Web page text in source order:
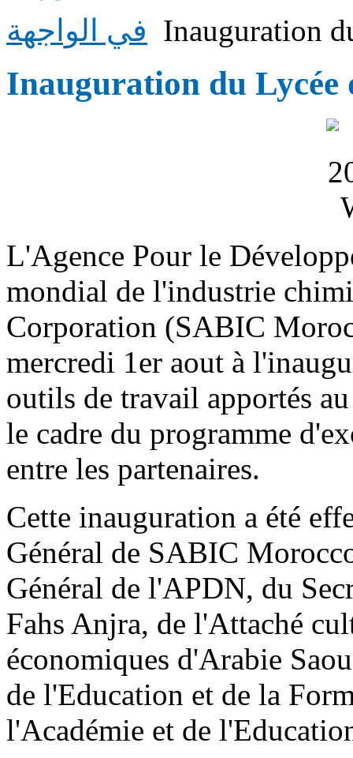
في الواجهة Inauguration
Inauguration du Lycée
L'Agence Pour le
mondial de l'industrie
Corporation (SABIC
mercredi 1er aout à
outils de travail apportés
le cadre du programme
entre les partenaires.
Cette inauguration a été
Général de SABIC
Général de l'APDN, du
Fahs Anjra, de l'Attaché
économiques d'Arabie
de l'Education et de la
l'Académie et de